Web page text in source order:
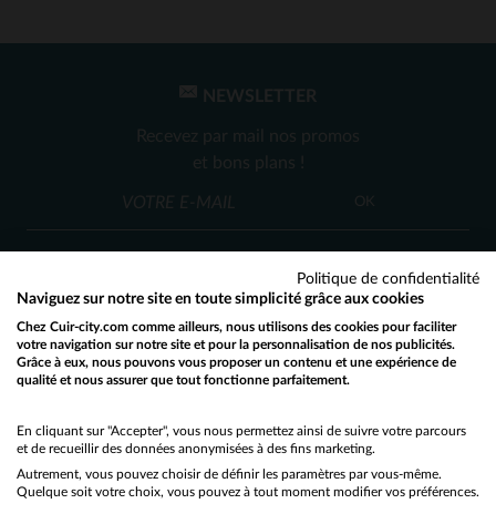
TAILLES DISPONIBLES
2XL 3XL
NEWSLETTER
Recevez par mail nos promos
et bons plans !
OK
SERVICE CLIENT
Nos conseillers sont à votre écoute
du lundi au vendredi de 10h à 12h30
et de 13h30 à 18h.
Would you like to be redirected to our English site?
No
Yes
Politique de confidentialité
Naviguez sur notre site en toute simplicité grâce aux cookies
Chez Cuir-city.com comme ailleurs, nous utilisons des cookies pour faciliter
votre navigation sur notre site et pour la personnalisation de nos publicités.
Grâce à eux, nous pouvons vous proposer un contenu et une expérience de
qualité et nous assurer que tout fonctionne parfaitement.
En cliquant sur "Accepter", vous nous permettez ainsi de suivre votre parcours
et de recueillir des données anonymisées à des fins marketing.
Autrement, vous pouvez choisir de définir les paramètres par vous-même.
Quelque soit votre choix, vous pouvez à tout moment modifier vos préférences.